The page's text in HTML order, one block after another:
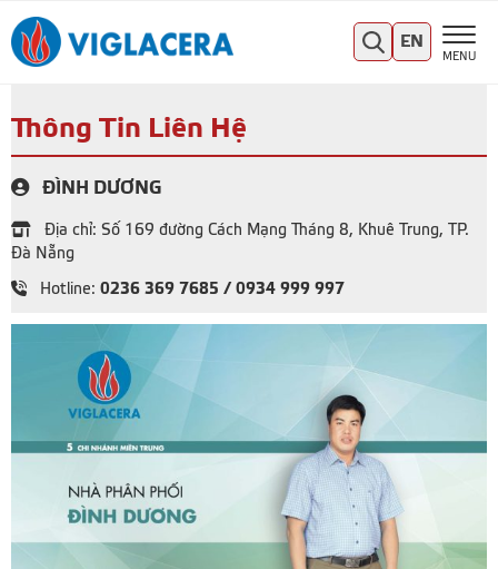
MENU
EN
Thông Tin Liên Hệ
ĐÌNH DƯƠNG
Địa chỉ: Số 169 đường Cách Mạng Tháng 8, Khuê Trung, TP.
Đà Nẵng
Hotline: 0236 369 7685 / 0934 999 997